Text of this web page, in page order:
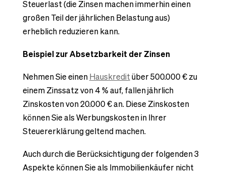
Steuerlast (die Zinsen machen immerhin einen
großen Teil der jährlichen Belastung aus)
erheblich reduzieren kann.
Beispiel zur Absetzbarkeit der Zinsen
Nehmen Sie einenHauskreditüber 500.000 € zu
einem Zinssatz von 4 % auf, fallen jährlich
Zinskosten von 20.000 € an. Diese Zinskosten
können Sie als Werbungskosten in Ihrer
Steuererklärung geltend machen.
Auch durch die Berücksichtigung der folgenden 3
Aspekte können Sie als Immobilienkäufer nicht